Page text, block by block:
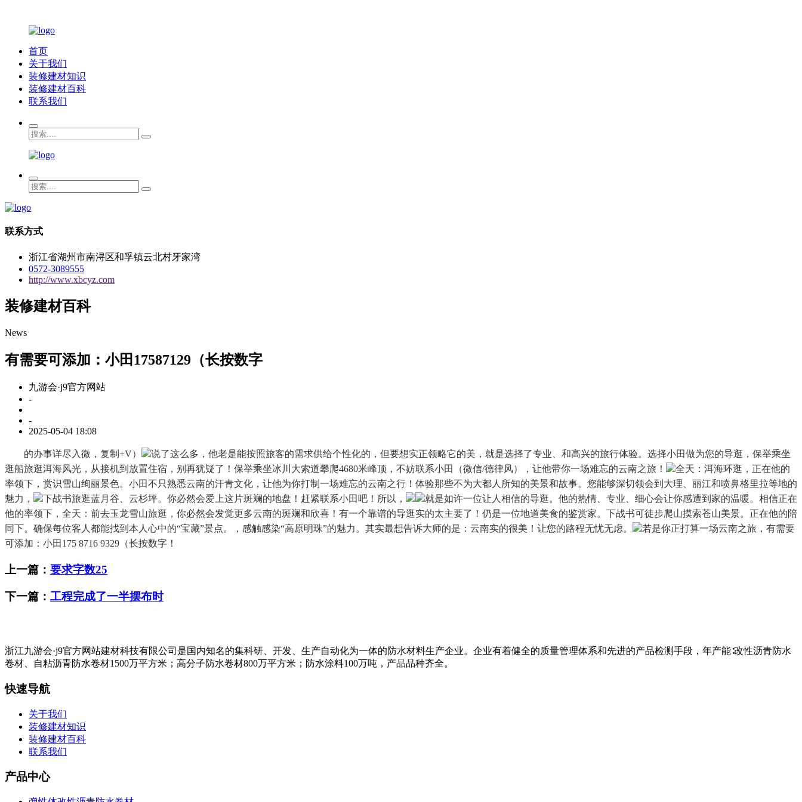
首页
关于我们
装修建材知识
装修建材百科
联系我们
联系方式
浙江省湖州市南浔区和孚镇云北村牙家湾
0572-3089555
http://www.xbcyz.com
装修建材百科
News
有需要可添加：小田17587129（长按数字
九游会·j9官方网站
-
-
2025-05-04 18:08
的办事详尽入微，复制+V）
说了这么多，他老是能按照旅客的需求供给个性化的，但要想实正领略它的美，就是选择了专业、和高兴的旅行体验。选择小田做为您的导逛，保举乘坐
逛船旅逛洱海风光，从接机到放置住宿，别再犹疑了！保举乘坐冰川大索道攀爬4680米峰顶，不妨联系小田（微信/德律风），让他带你一场难忘的云南之旅！
全天：洱海环逛，正在他的
率领下，赏识雪山绚丽景色。小田不只熟悉云南的汗青文化，让他为你打制一场难忘的云南之行！体验那些不为大都人所知的美景和故事。您能够深切领会到大理、丽江和喷鼻格里拉等地的
魅力，
下战书旅逛蓝月谷、云杉坪。你必然会爱上这片斑斓的地盘！赶紧联系小田吧！所以，
就是如许一位让人相信的导逛。他的热情、专业、细心会让你感遭到家的温暖。相信正在
他的率领下，全天：前去玉龙雪山旅逛，你必然会发觉更多云南的斑斓和欣喜！有一个靠谱的导逛实的太主要了！仍是一位地道美食的鉴赏家。下战书可徒步爬山摸索苍山美景。正在他的陪
同下。确保每位客人都能找到本人心中的“宝藏”景点。，感触感染“高原明珠”的魅力。其实最想告诉大师的是：云南实的很美！让您的路程无忧无虑。
若是你正打算一场云南之旅，有需要
可添加：小田175 8716 9329（长按数字！
上一篇： 要求字数25
下一篇： 工程完成了一半摆布时
浙江九游会·j9官方网站建材科技有限公司是国内知名的集科研、开发、生产自动化为一体的防水材料生产企业。企业有着健全的质量管理体系和先进的产品检测手段，年产能∶改性沥青防水
卷材、自粘沥青防水卷材1500万平方米；高分子防水卷材800万平方米；防水涂料100万吨，产品品种齐全。
快速导航
关于我们
装修建材知识
装修建材百科
联系我们
产品中心